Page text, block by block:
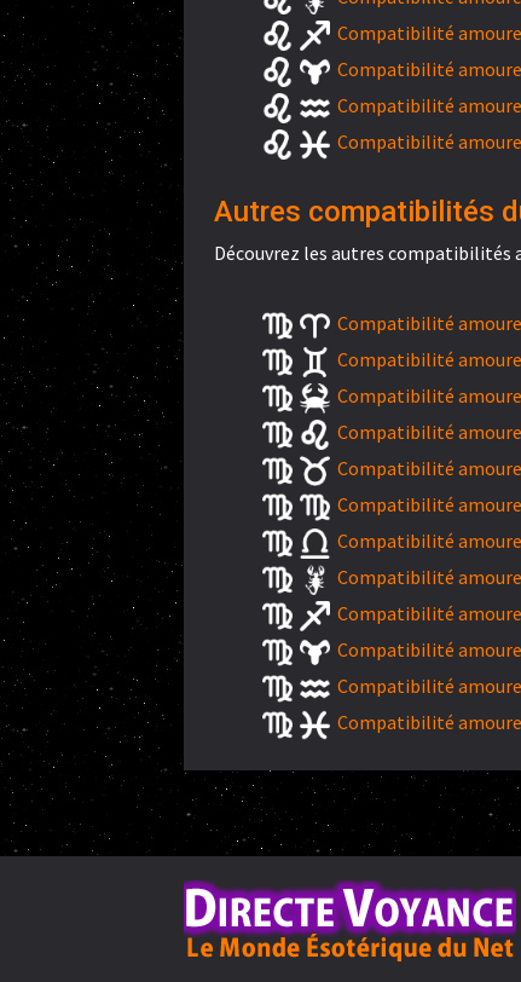
Compatibilité
Compatibilité
Compatibilité
Compatibilité
Autres compatibilités
Découvrez les autres compatibilités
Compatibilité
Compatibilité
Compatibilité
Compatibilité
Compatibilité
Compatibilité
Compatibilité
Compatibilité
Compatibilité
Compatibilité
Compatibilité
Compatibilité